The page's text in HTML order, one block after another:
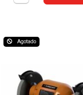
Agotado